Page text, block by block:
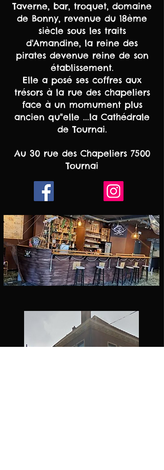
Taverne, bar, troquet, domaine
de Bonny, revenue du 18ème
siècle sous les traits
d'Amandine, la reine des
pirates devenue reine de son
établissement.
Elle a posé ses coffres aux
trésors à la rue des chapeliers
face à un momument plus
ancien qu"elle ...la Cathédrale
de Tournai.
Au 30 rue des Chapeliers 7500
Tournai